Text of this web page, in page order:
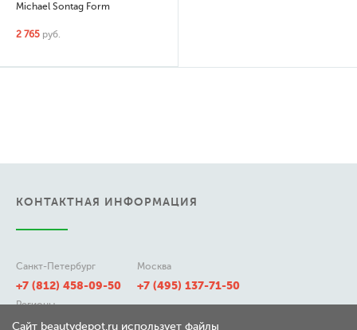
Michael Sontag Form
2 765 руб.
КОНТАКТНАЯ ИНФОРМАЦИЯ
Санкт-Петербург
+7 (812) 458-09-50
Москва
+7 (495) 137-71-50
Регионы
8 (800) 511-21-50
Сайт beautydepot.ru использует файлы